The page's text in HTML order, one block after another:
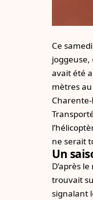
Ce
joggeuse,
avait été
mètres
ne serait
Un
D’après
trouvait
signalant